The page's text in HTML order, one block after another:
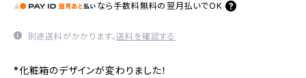
なら 手数料無料の 翌月払いでOK
別途送料がかかります。送料を確認する
*化粧箱のデザインが変わりました！